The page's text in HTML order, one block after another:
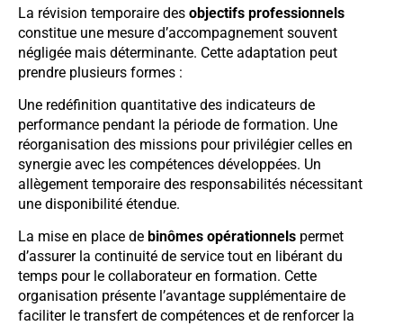
La révision temporaire des objectifs professionnels
constitue une mesure d’accompagnement souvent
négligée mais déterminante. Cette adaptation peut
prendre plusieurs formes :
Une redéfinition quantitative des indicateurs de
performance pendant la période de formation. Une
réorganisation des missions pour privilégier celles en
synergie avec les compétences développées. Un
allègement temporaire des responsabilités nécessitant
une disponibilité étendue.
La mise en place de binômes opérationnels permet
d’assurer la continuité de service tout en libérant du
temps pour le collaborateur en formation. Cette
organisation présente l’avantage supplémentaire de
faciliter le transfert de compétences et de renforcer la